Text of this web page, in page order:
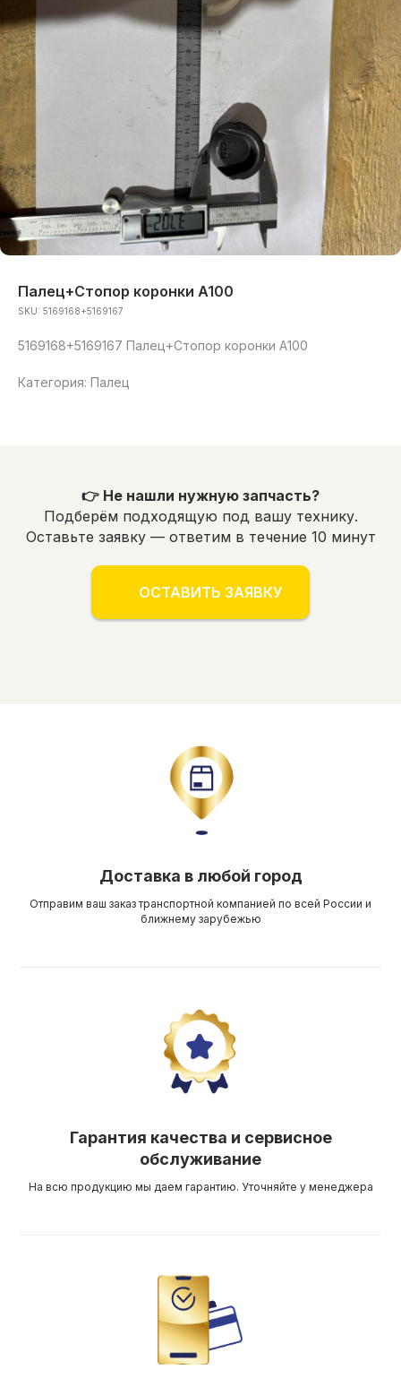
Палец+Стопор коронки A100
SKU: 5169168+5169167
5169168+5169167 Палец+Стопор коронки A100
Категория: Палец
👉 Не нашли нужную запчасть?
Подберём подходящую под вашу технику.
Оставьте заявку — ответим в течение 10 минут
ОСТАВИТЬ ЗАЯВКУ
Доставка в любой город
Отправим ваш заказ транспортной компанией по всей России и
ближнему зарубежью
Гарантия качества и сервисное
обслуживание
На всю продукцию мы даем гарантию. Уточняйте у менеджера